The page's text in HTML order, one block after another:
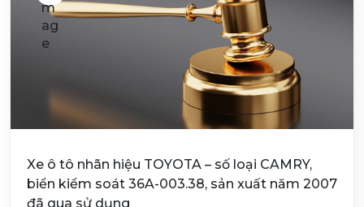
Xe ô tô nhãn hiệu TOYOTA – số loại CAMRY,
biển kiểm soát 36A-003.38, sản xuất năm 2007
đã qua sử dụng